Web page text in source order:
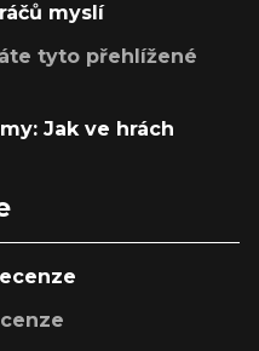
myslí
tyto přehlížené
Jak ve hrách